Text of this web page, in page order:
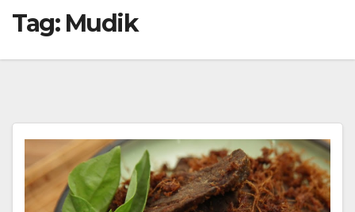
Tag: Mudik